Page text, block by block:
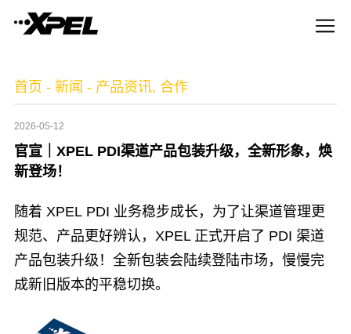
首页 - 新闻 - 产品资讯, 合作
2026-05-12
官宣｜XPEL PDI渠道产品包装升级，全新形象，焕
新登场！
随着 XPEL PDI 业务稳步成长，为了让渠道管理更
规范、产品更好辨认，XPEL 正式开启了 PDI 渠道
产品包装升级！全新包装会陆续登陆市场，慢慢完
成新旧版本的平稳切换。